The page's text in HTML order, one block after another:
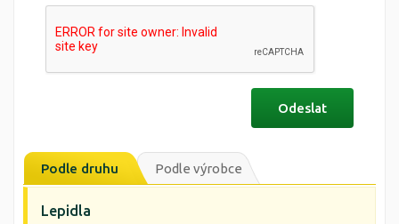
Podle druhu Podle výrobce
Lepidla